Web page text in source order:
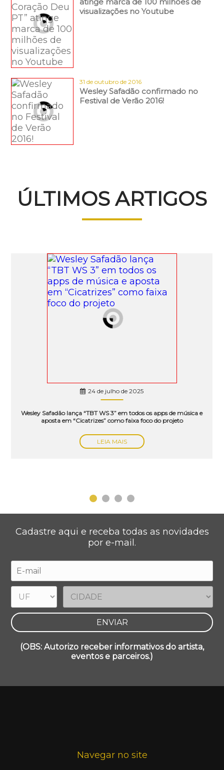
visualizações no Youtube
31 de outubro de 2016
Wesley Safadão confirmado no
Festival de Verão 2016!
ÚLTIMOS ARTIGOS
24 de julho de 2025
Wesley Safadão lança “TBT WS 3” em todos os apps de música e
aposta em “Cicatrizes” como faixa foco do projeto
LEIA MAIS
Cadastre aqui e receba todas as novidades
por e-mail.
(OBS: Autorizo receber informativos do artista,
eventos e parceiros.)
Navegar no site